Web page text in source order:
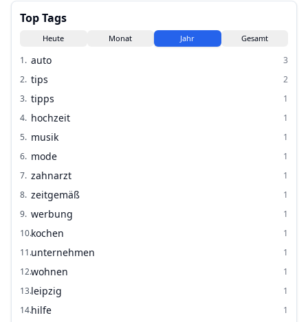
Top Tags
Heute Monat Jahr Gesamt
1. auto
3
2. tips
2
3. tipps
1
4. hochzeit
1
5. musik
1
6. mode
1
7. zahnarzt
1
8. zeitgemäß
1
9. werbung
1
10.kochen
1
11.unternehmen
1
12.wohnen
1
13.leipzig
1
14.hilfe
1